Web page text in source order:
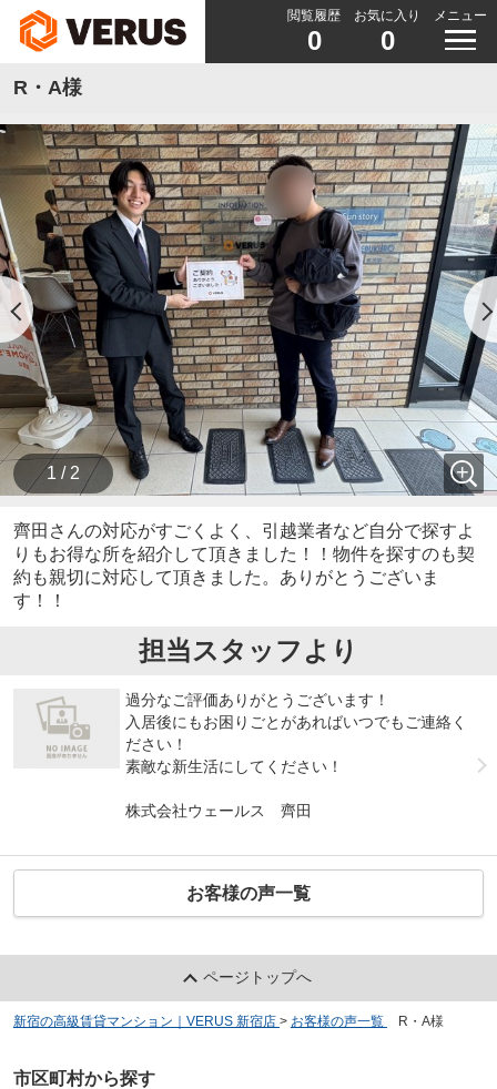
閲覧履歴
0
お気に入り
0
メニュー
R・A様
1 / 2
齊田さんの対応がすごくよく、引越業者など自分で探すよ
りもお得な所を紹介して頂きました！！物件を探すのも契
約も親切に対応して頂きました。ありがとうございま
す！！
担当スタッフより
過分なご評価ありがとうございます！
入居後にもお困りごとがあればいつでもご連絡く
ださい！
素敵な新生活にしてください！
株式会社ウェールス 齊田
お客様の声一覧
ページトップへ
新宿の高級賃貸マンション｜VERUS 新宿店 > お客様の声一覧 R・A様
市区町村から探す